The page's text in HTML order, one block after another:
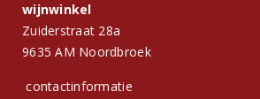
wijnwinkel
Zuiderstraat 28a
9635 AM Noordbroek
contactinformatie